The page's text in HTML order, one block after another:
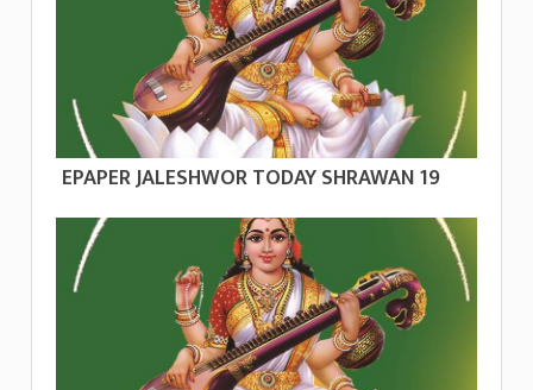
EPAPER JALESHWOR TODAY SHRAWAN 19